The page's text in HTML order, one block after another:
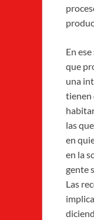
En
que
una
tienen
las
en
en la
gente
Las